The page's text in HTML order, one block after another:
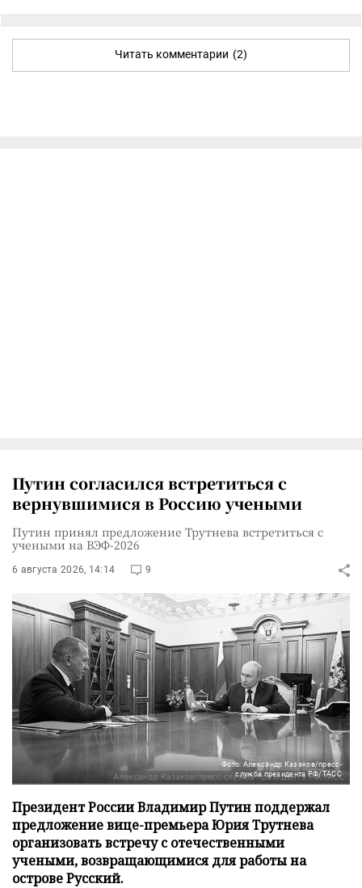
Читать комментарии (2)
Путин согласился встретиться с
вернувшимися в Россию учеными
Путин принял предложение Трутнева встретиться с
учеными на ВЭФ-2026
6 августа 2026, 14:14 9
Фото: Александр Казаков/пресс-
служба президента РФ/ТАСС
Президент России Владимир Путин поддержал
предложение вице-премьера Юрия Трутнева
организовать встречу с отечественными
учеными, возвращающимися для работы на
острове Русский.